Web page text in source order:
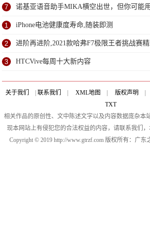
7 诺基亚语音助手MIKA横空出世，但你可能用
1 iPhone电池健康度寿命,随装即测
2 进阶再进阶,2021款哈弗F7极限王者挑战赛
3 HTCVive每周十大新内容
关于我们 联系我们 XML地图 版权声明
TXT
相关作品的原创性、文中陈述文字以及内容数据庞杂本
现本网站上有侵犯您的合法权益的内容，请联系我们，
Copyright © 2019 http://www.gtrzf.com 版权所有：广东